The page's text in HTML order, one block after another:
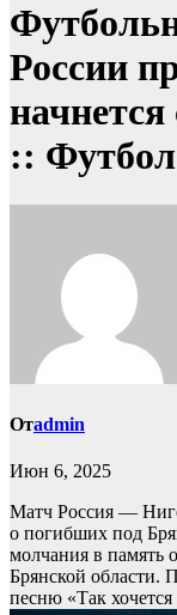
России
::
Отadmin
Июн 6, 2025
Матч Россия —
о погибших под
молчания в память
Брянской области.
песню «Так